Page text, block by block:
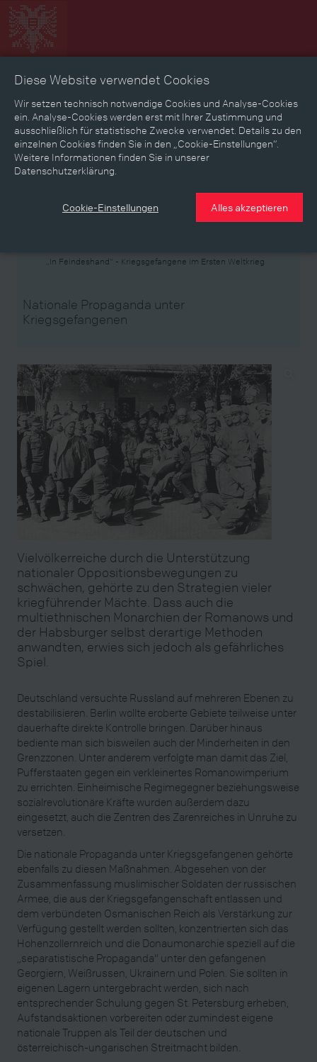
Zeitbild Zeitreise Landkarte Erinnerungen
Mediathek Textmodus
Themen Zeiträume Aspekte
„In Feindeshand" - Kriegsgefangene im Ersten Weltkrieg
Nationale Propaganda unter
Kriegsgefangenen
Vielvölkerreiche durch die Unterstützung
nationaler Oppositionsbewegungen zu
schwächen, gehörte zu den Strategien vieler
kriegführender Mächte. Dass auch die
multiethnischen Monarchien der Romanows und
der Habsburger selbst derartige Methoden
anwandten, erwies sich jedoch als gefährliches
Spiel.
Deutschland versuchte Russland auf mehreren Ebenen zu
destabilisieren. Berlin wollte eroberte Gebiete teilweise unter
dauerhafte direkte Kontrolle bringen. Darüber hinaus
bediente man sich bisweilen auch der Minderheiten in den
Grenzzonen. Unter anderem verfolgte man damit das Ziel,
Pufferstaaten gegen ein verkleinertes Romanowimperium
zu errichten. Einheimische Regimegegner beziehungsweise
sozialrevolutionäre Kräfte wurden außerdem dazu
eingesetzt, auch die Zentren des Zarenreiches in Unruhe zu
versetzen.
Die nationale Propaganda unter Kriegsgefangenen gehörte
ebenfalls zu diesen Maßnahmen. Abgesehen von der
Zusammenfassung muslimischer Soldaten der russischen
Armee, die aus der Kriegsgefangenschaft entlassen und
dem verbündeten Osmanischen Reich als Verstärkung zur
Verfügung gestellt werden sollten, konzentrierten sich das
Hohenzollernreich und die Donaumonarchie speziell auf die
„separatistische Propaganda“ unter den gefangenen
Georgiern, Weißrussen, Ukrainern und Polen. Sie sollten in
eigenen Lagern untergebracht werden, sich nach
entsprechender Schulung gegen St. Petersburg erheben,
Aufstandsaktionen vorbereiten oder zumindest eigene
nationale Truppen als Teil der deutschen und
österreichisch-ungarischen Streitmacht bilden.
Diese Website verwendet Cookies
Wir setzen technisch notwendige Cookies und Analyse-Cookies
ein. Analyse-Cookies werden erst mit Ihrer Zustimmung und
ausschließlich für statistische Zwecke verwendet. Details zu den
einzelnen Cookies finden Sie in den „Cookie-Einstellungen“.
Weitere Informationen finden Sie in unserer
Datenschutzerklärung.
Cookie-Einstellungen Alles akzeptieren